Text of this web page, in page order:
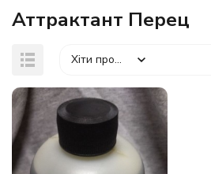
Аттрактант Перец
Хіти продажів